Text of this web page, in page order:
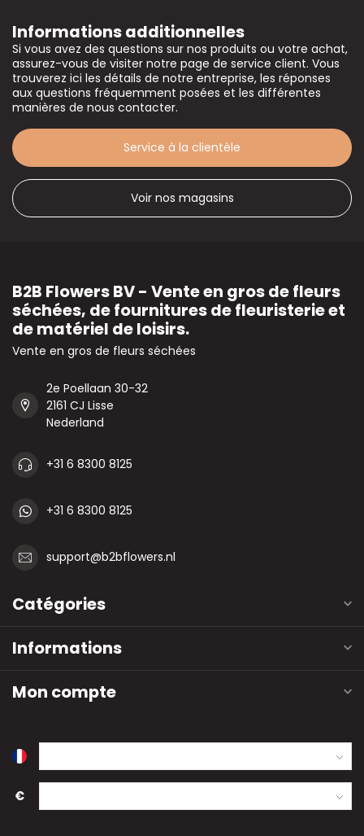
Informations additionnelles
Si vous avez des questions sur nos produits ou votre achat,
assurez-vous de visiter notre page de service client. Vous
trouverez ici les détails de notre entreprise, les réponses
aux questions fréquemment posées et les différentes
manières de nous contacter.
Service à la clientèle
Voir nos magasins
B2B Flowers BV - Vente en gros de fleurs
séchées, de fournitures de fleuristerie et
de matériel de loisirs.
Vente en gros de fleurs séchées
2e Poellaan 30-32
2161 CJ Lisse
Nederland
+31 6 8300 8125
+31 6 8300 8125
support@b2bflowers.nl
Catégories
Informations
Mon compte
€